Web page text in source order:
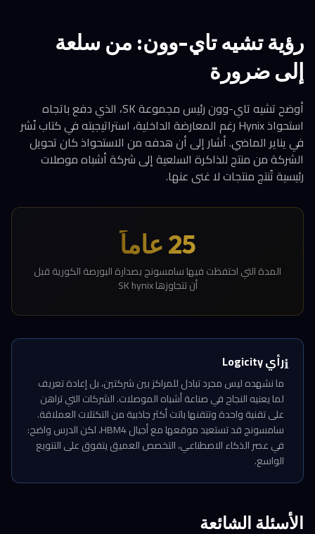
رؤية تشيه تاي-وون: من سلعة
إلى ضرورة
أوضح تشيه تاي-وون رئيس مجموعة SK، الذي دفع باتجاه
استحواذ Hynix رغم المعارضة الداخلية، استراتيجيته في كتاب نُشر
في يناير الماضي. أشار إلى أن هدفه من الاستحواذ كان تحويل
الشركة من منتج للذاكرة السلعية إلى شركة أشباه موصلات
رئيسية تُنتج منتجات لا غنى عنها.
25 عاماً
المدة التي احتفظت فيها سامسونج بصدارة البورصة الكورية قبل
أن تتجاوزها SK hynix
ℹ️رأي Logicity
ما نشهده ليس مجرد تبادل للمراكز بين شركتين، بل إعادة تعريف
لما يعنيه النجاح في صناعة أشباه الموصلات. الشركات التي تراهن
على تقنية واحدة وتتقنها باتت أكثر جاذبية من التكتلات العملاقة.
سامسونج قد تستعيد موقعها مع أجيال HBM4، لكن الدرس واضح:
في عصر الذكاء الاصطناعي، التخصص العميق يتفوق على التنويع
الواسع.
الأسئلة الشائعة